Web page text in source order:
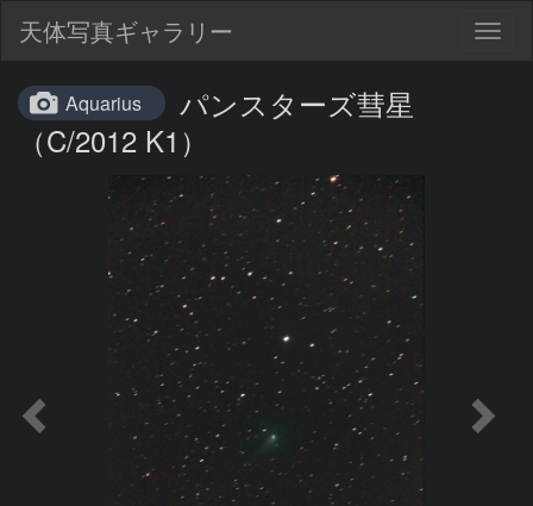
天体写真ギャラリー
Aquarius
パンスターズ彗星
（C/2012 K1）